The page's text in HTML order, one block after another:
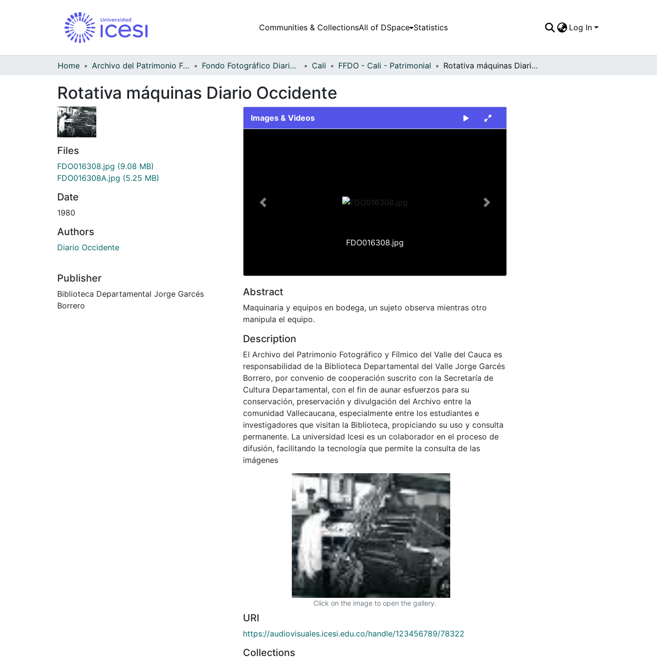
Communities & CollectionsAll of DSpace Statistics Log In
Home Archivo del Patrimonio Fotográfico y Fílmico del Valle del Cauca Fondo Fotográfico Diario Occidente Cali FFDO - Cali - Patrimonial Rotativa máquinas Diario Occidente
Rotativa máquinas Diario Occidente
Files
FDO016308.jpg (9.08 MB)
FDO016308A.jpg (5.25 MB)
Date
1980
Authors
Diario Occidente
Publisher
Biblioteca Departamental Jorge Garcés
Borrero
Images & Videos
FDO016308.jpg
Previous Next
Abstract
Maquinaria y equipos en bodega, un sujeto observa mientras otro
manipula el equipo.
Description
El Archivo del Patrimonio Fotográfico y Fílmico del Valle del Cauca es
responsabilidad de la Biblioteca Departamental del Valle Jorge Garcés
Borrero, por convenio de cooperación suscrito con la Secretaría de
Cultura Departamental, con el fin de aunar esfuerzos para su
conservación, preservación y divulgación del Archivo entre la
comunidad Vallecaucana, especialmente entre los estudiantes e
investigadores que visitan la Biblioteca, propiciando su uso y consulta
permanente. La universidad Icesi es un colaborador en el proceso de
difusión, facilitando la tecnología que permite la consulta de las
imágenes
Click on the image to open the gallery.
URI
https://audiovisuales.icesi.edu.co/handle/123456789/78322
Collections